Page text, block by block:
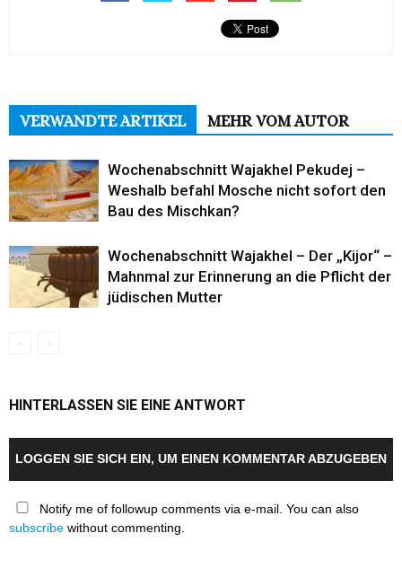
VERWANDTE ARTIKEL MEHR VOM AUTOR
Wochenabschnitt Wajakhel Pekudej –
Weshalb befahl Mosche nicht sofort den
Bau des Mischkan?
Wochenabschnitt Wajakhel – Der „Kijor“ –
Mahnmal zur Erinnerung an die Pflicht der
jüdischen Mutter
HINTERLASSEN SIE EINE ANTWORT
LOGGEN SIE SICH EIN, UM EINEN KOMMENTAR ABZUGEBEN
Notify me of followup comments via e-mail. You can also
subscribe without commenting.